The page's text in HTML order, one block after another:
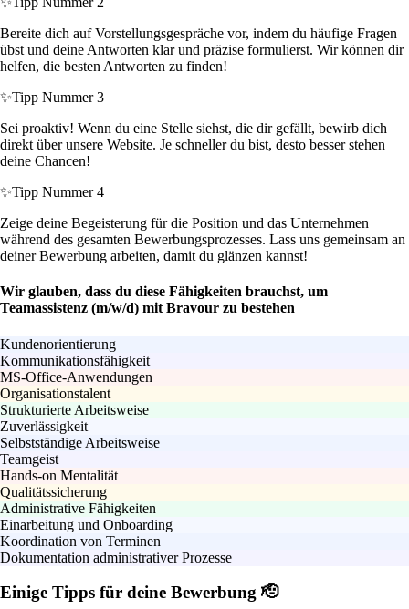
Bereite dich auf Vorstellungsgespräche vor, indem du häufige Fragen
übst und deine Antworten klar und präzise formulierst. Wir können dir
helfen, die besten Antworten zu finden!
✨Tipp Nummer 3
Sei proaktiv! Wenn du eine Stelle siehst, die dir gefällt, bewirb dich
direkt über unsere Website. Je schneller du bist, desto besser stehen
deine Chancen!
✨Tipp Nummer 4
Zeige deine Begeisterung für die Position und das Unternehmen
während des gesamten Bewerbungsprozesses. Lass uns gemeinsam an
deiner Bewerbung arbeiten, damit du glänzen kannst!
Wir glauben, dass du diese Fähigkeiten brauchst, um
Teamassistenz (m/w/d) mit Bravour zu bestehen
Kundenorientierung
Kommunikationsfähigkeit
MS-Office-Anwendungen
Organisationstalent
Strukturierte Arbeitsweise
Zuverlässigkeit
Selbstständige Arbeitsweise
Teamgeist
Hands-on Mentalität
Qualitätssicherung
Administrative Fähigkeiten
Einarbeitung und Onboarding
Koordination von Terminen
Dokumentation administrativer Prozesse
Einige Tipps für deine Bewerbung 🫡